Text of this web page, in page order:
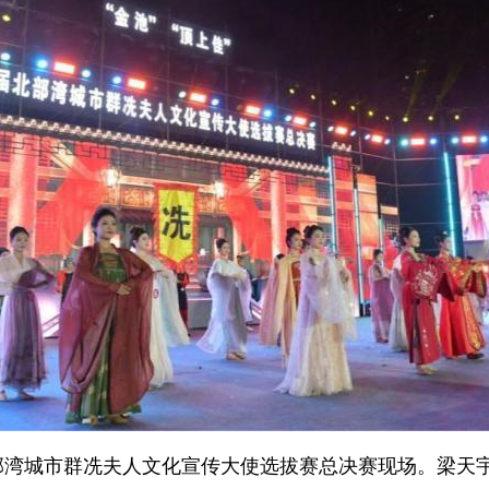
城市群冼夫人文化宣传大使选拔赛总决赛现场。梁天